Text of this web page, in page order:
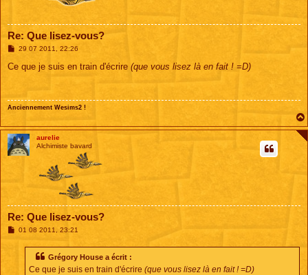
Re: Que lisez-vous?
M
s
29 07 2011, 22:26
Ce que je suis en train d'écrire (que vous lisez là en fait ! =D)
Anciennement Wesims2 !
aurelie
Alchimiste bavard
Re: Que lisez-vous?
M01 08 2011, 23:21
Grégory House a écrit :
Ce que je suis en train d'écrire (que vous lisez là en fait ! =D)